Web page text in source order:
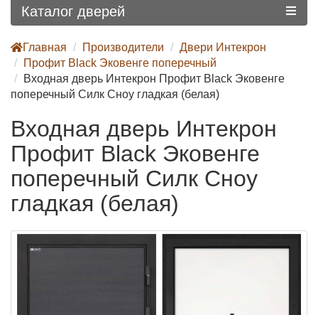
Каталог дверей
Главная Производители
Двери Интекрон
Профит Black Эковенге поперечный
Входная дверь Интекрон Профит Black Эковенге
поперечный Силк Сноу гладкая (белая)
Входная дверь Интекрон
Профит Black Эковенге
поперечный Силк Сноу
гладкая (белая)